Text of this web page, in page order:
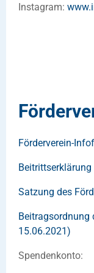
Instagram:
Förderverein-
Satzung des
Beitragsordnung
15.06.2021)
Spendenkonto: